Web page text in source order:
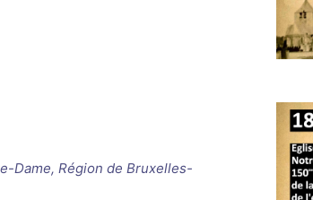
Dame, Région de Bruxelles-